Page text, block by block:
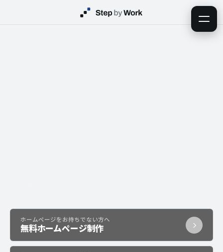
ホームページをお持ちでない方へ
無料ホームページ制作